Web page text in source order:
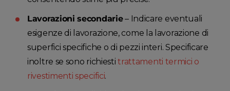
Lavorazioni secondarie– Indicare eventuali
esigenze di lavorazione, come la lavorazione di
superfici specifiche o di pezzi interi. Specificare
inoltre se sono richiesti trattamenti termici o
rivestimenti specifici.